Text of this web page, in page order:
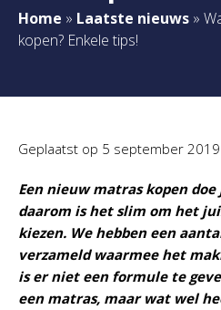
Home » Laatste nieuws »
kopen? Enkele tips!
Geplaatst op 5 september 2019
Een nieuw matras kopen
daarom is het slim om het
kiezen. We hebben een
verzameld waarmee het
is er niet een formule te
een matras, maar wat wel